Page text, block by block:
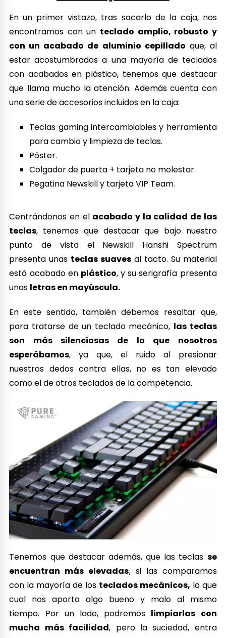
En un primer vistazo, tras sacarlo de la caja, nos
encontramos con un teclado amplio, robusto y
con un acabado de aluminio cepillado que, al
estar acostumbrados a una mayoría de teclados
con acabados en plástico, tenemos que destacar
que llama mucho la atención. Además cuenta con
una serie de accesorios incluidos en la caja:
Teclas gaming intercambiables y herramienta
para cambio y limpieza de teclas.
Póster.
Colgador de puerta + tarjeta no molestar.
Pegatina Newskill y tarjeta VIP Team.
Centrándonos en el acabado y la calidad de las
teclas, tenemos que destacar que bajo nuestro
punto de vista el Newskill Hanshi Spectrum
presenta unas teclas suaves al tacto. Su material
está acabado en plástico, y su serigrafía presenta
unas letras en mayúscula.
En este sentido, también debemos resaltar que,
para tratarse de un teclado mecánico, las teclas
son más silenciosas de lo que nosotros
esperábamos, ya que, el ruido al presionar
nuestros dedos contra ellas, no es tan elevado
como el de otros teclados de la competencia.
Tenemos que destacar además, que las teclas se
encuentran más elevadas, si las comparamos
con la mayoría de los teclados mecánicos, lo que
cual nos aporta algo bueno y malo al mismo
tiempo. Por un lado, podremos limpiarlas con
mucha más facilidad, pero la suciedad, entra